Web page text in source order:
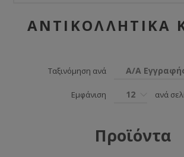
ΑΝΤΙΚΟΛΛΗΤΙΚΆ
Ταξινόμηση ανά Α/Α
Εμφάνιση 12 ανά
Προϊόντα